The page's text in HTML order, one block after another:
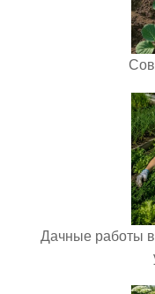
Дачные работы